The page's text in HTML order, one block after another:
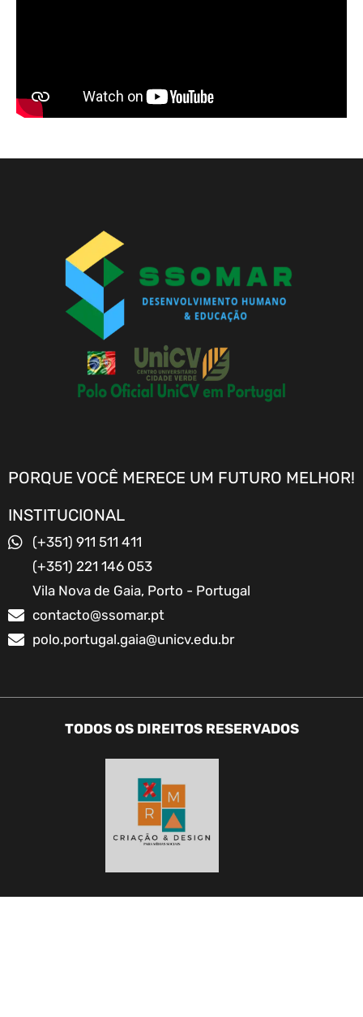
PORQUE VOCÊ MERECE UM FUTURO MELHOR!
INSTITUCIONAL
(+351) 911 511 411
(+351) 221 146 053
Vila Nova de Gaia, Porto - Portugal
contacto@ssomar.pt
polo.portugal.gaia@unicv.edu.br
TODOS OS DIREITOS RESERVADOS